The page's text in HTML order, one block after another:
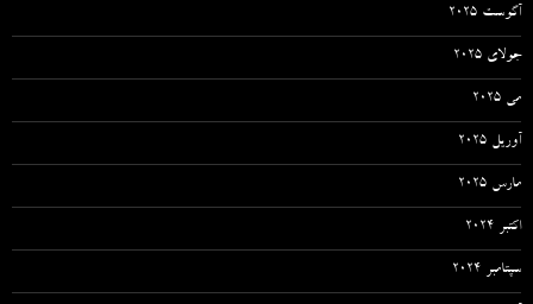
آگوست 2025
جولای 2025
می 2025
آوریل 2025
مارس 2025
اکتبر 2024
سپتامبر 2024